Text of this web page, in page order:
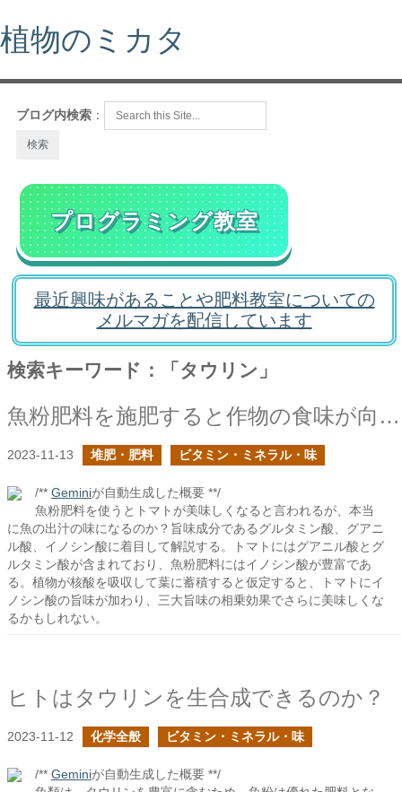
植物のミカタ
ブログ内検索 ：
プログラミング教室
最近興味があることや肥料教室についての
メルマガを配信しています
検索キーワード：「タウリン」
魚粉肥料を施肥すると作物の食味が向上するのは何故だろう？
2023-11-13 堆肥・肥料 ビタミン・ミネラル・味
/** Geminiが自動生成した概要 **/
魚粉肥料を使うとトマトが美味しくなると言われるが、本当
に魚の出汁の味になるのか？旨味成分であるグルタミン酸、グアニ
ル酸、イノシン酸に着目して解説する。トマトにはグアニル酸とグ
ルタミン酸が含まれており、魚粉肥料にはイノシン酸が豊富であ
る。植物が核酸を吸収して葉に蓄積すると仮定すると、トマトにイ
ノシン酸の旨味が加わり、三大旨味の相乗効果でさらに美味しくな
るかもしれない。
ヒトはタウリンを生合成できるのか？
2023-11-12 化学全般 ビタミン・ミネラル・味
/** Geminiが自動生成した概要 **/